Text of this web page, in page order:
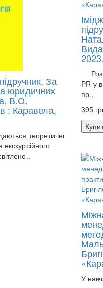
За
юридичних
В.О.
: Каравела,
теоретичні
екскурсійного
PR-у
пр..
395
У